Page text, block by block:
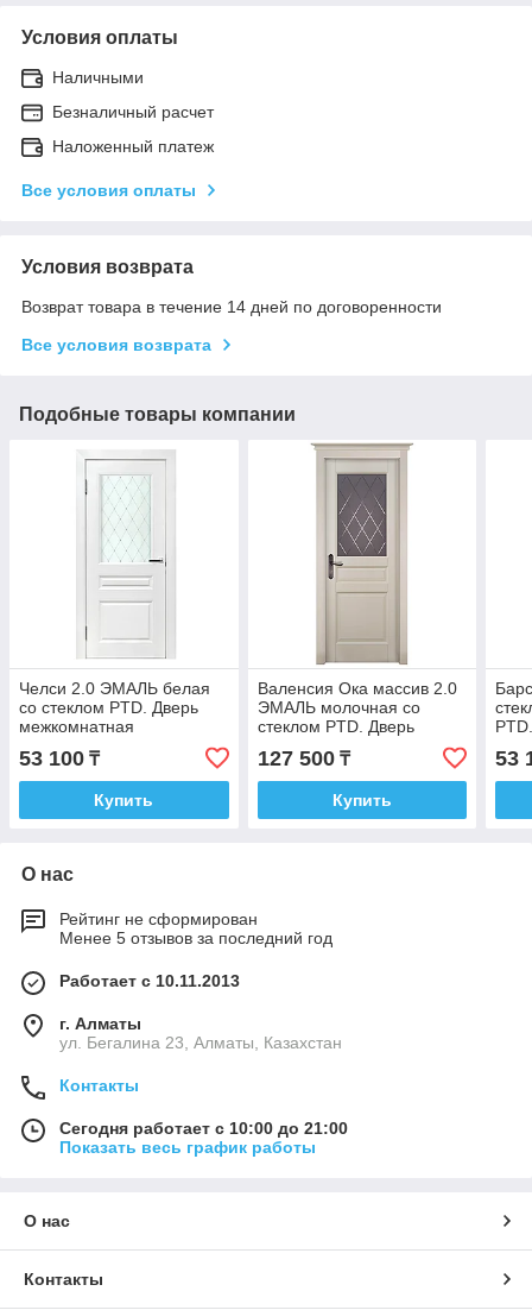
Условия оплаты
Наличными
Безналичный расчет
Наложенный платеж
Все условия оплаты
Условия возврата
Возврат товара в течение 14 дней по договоренности
Все условия возврата
Подобные товары компании
Челси 2.0 ЭМАЛЬ белая
со стеклом PTD. Дверь
межкомнатная
53 100 ₸
Купить
Валенсия Ока массив 2.0
ЭМАЛЬ молочная со
стеклом PTD. Дверь
межкомнатная
127 500₸
Купить
53
О нас
Рейтинг не сформирован
Менее 5 отзывов за последний год
Работает с 10.11.2013
г. Алматы
ул. Бегалина 23, Алматы, Казахстан
Контакты
Сегодня работает с 10:00 до 21:00
Показать весь график работы
О нас
Контакты